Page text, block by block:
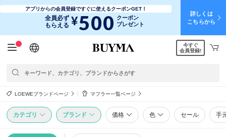
アプリからの会員登録ですぐに使えるクーポンGET！
全員必ず
もらえる ¥500 クーポン
プレゼント
詳しくは
こちらから
日本語
English
简体中文
繁體中文
今すぐ
会員登録!
LOEWEブランドページ マフラー一覧ページ
カテゴリ ブランド 価格 色 セール 手